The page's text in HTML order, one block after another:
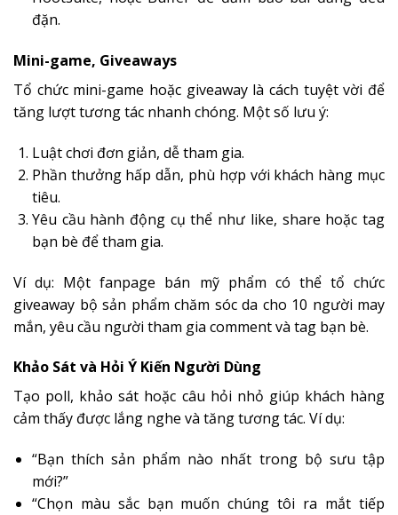
đặn.
Mini-game, Giveaways
Tổ chức mini-game hoặc giveaway là cách tuyệt vời để
tăng lượt tương tác nhanh chóng. Một số lưu ý:
Luật chơi đơn giản, dễ tham gia.
Phần thưởng hấp dẫn, phù hợp với khách hàng mục
tiêu.
Yêu cầu hành động cụ thể như like, share hoặc tag
bạn bè để tham gia.
Ví dụ: Một fanpage bán mỹ phẩm có thể tổ chức
giveaway bộ sản phẩm chăm sóc da cho 10 người may
mắn, yêu cầu người tham gia comment và tag bạn bè.
Khảo Sát và Hỏi Ý Kiến Người Dùng
Tạo poll, khảo sát hoặc câu hỏi nhỏ giúp khách hàng
cảm thấy được lắng nghe và tăng tương tác. Ví dụ:
“Bạn thích sản phẩm nào nhất trong bộ sưu tập
mới?”
“Chọn màu sắc bạn muốn chúng tôi ra mắt tiếp